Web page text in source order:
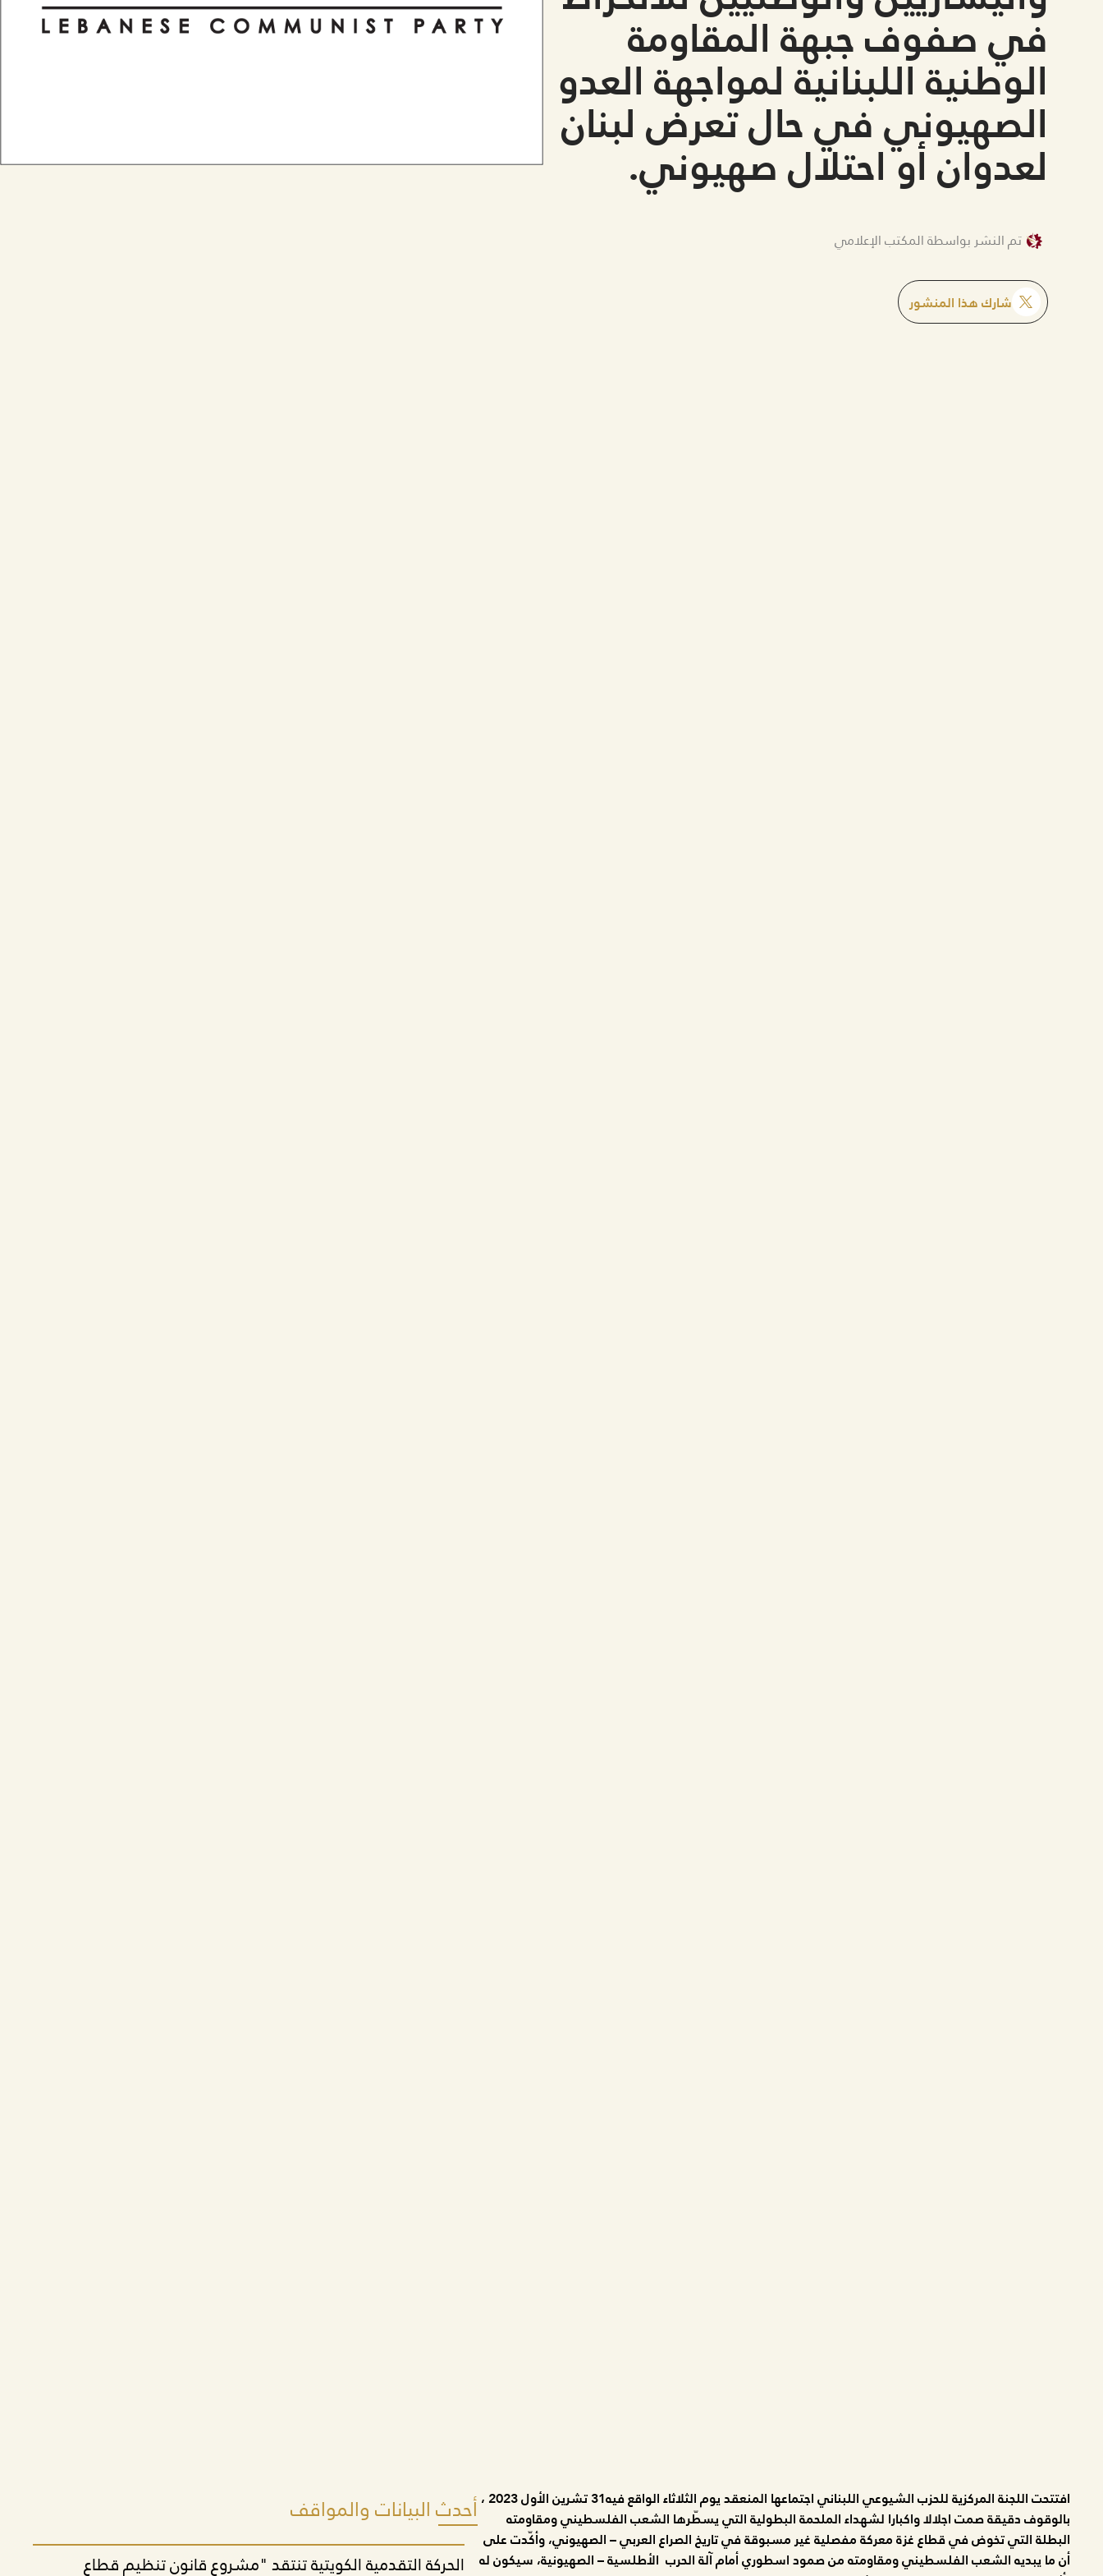
في صفوف جبهة المقاومة
الوطنية اللبنانية لمواجهة العدو
الصهيوني في حال تعرض لبنان
لعدوان أو احتلال صهيوني.
تم النشر بواسطة المكتب الإعلامي
شارك هذا المنشور
افتتحت اللجنة المركزية للحزب الشيوعي اللبناني اجتماعها المنعقد يوم الثلاثاء الواقع فيه31 تشرين الأول 2023 ،
بالوقوف دقيقة صمت اجلالا واكبارا لشهداء الملحمة البطولية التي يسطّرها الشعب الفلسطيني ومقاومته
البطلة التي تخوض في قطاع غزة معركة مفصلية غير مسبوقة في تاريخ الصراع العربي – الصهيوني، وأكّدت على
أن ما يبديه الشعب الفلسطيني ومقاومته من صمود اسطوري أمام آلة الحرب الأطلسية – الصهيونية، سيكون له
أحدث البيانات والمواقف
الحركة التقدمية الكويتية تنتقد "مشروع قانون تنظيم قطاع